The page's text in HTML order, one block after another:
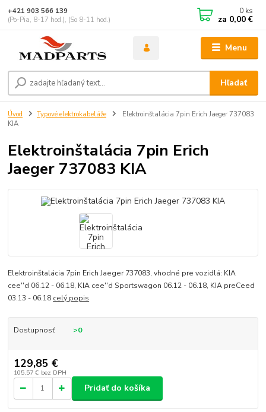
Menu
Hľadať
+421 903 566 139
(Po-Pia, 8-17 hod.), (So 8-11 hod.)
0 ks
za 0,00 €
Úvod Typové elektrokabeláže
Elektroinštalácia 7pin Erich Jaeger 737083
KIA
Elektroinštalácia 7pin Erich
Jaeger 737083 KIA
Elektroinštalácia 7pin Erich Jaeger 737083, vhodné pre vozidlá: KIA
cee''d 06.12 - 06.18, KIA cee''d Sportswagon 06.12 - 06.18, KIA preCeed
03.13 - 06.18 celý popis
Dostupnosť >0
129,85 €
105,57 € bez DPH
Pridať do košíka